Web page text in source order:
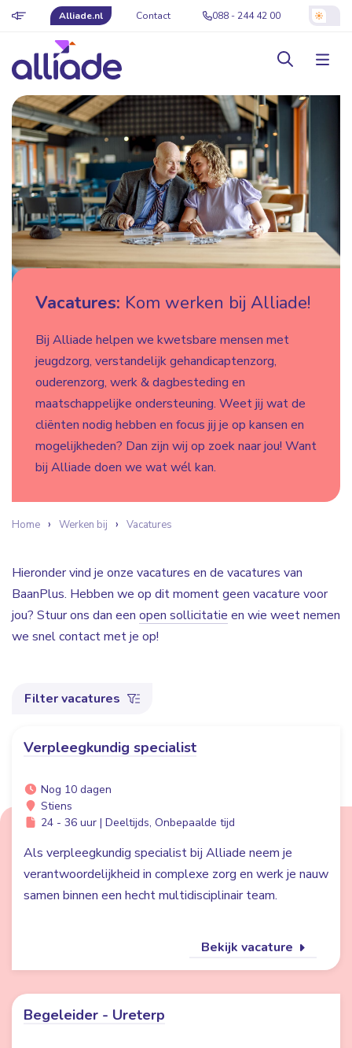
Alliade.nl Contact 088 - 244 42 00
Vacatures: Kom werken bij Alliade!
Bij Alliade helpen we kwetsbare mensen met
jeugdzorg, verstandelijk gehandicaptenzorg,
ouderenzorg, werk & dagbesteding en
maatschappelijke ondersteuning. Weet jij wat de
cliënten nodig hebben en focus jij je op kansen en
mogelijkheden? Dan zijn wij op zoek naar jou! Want
bij Alliade doen we wat wél kan.
Home Werken bij Vacatures
Hieronder vind je onze vacatures en de vacatures van
BaanPlus. Hebben we op dit moment geen vacature voor
jou? Stuur ons dan een open sollicitatie en wie weet nemen
we snel contact met je op!
Filter vacatures
Verpleegkundig specialist
Nog 10 dagen
Stiens
24 - 36 uur | Deeltijds, Onbepaalde tijd
Als verpleegkundig specialist bij Alliade neem je
verantwoordelijkheid in complexe zorg en werk je nauw
samen binnen een hecht multidisciplinair team.
Bekijk vacature
Begeleider - Ureterp